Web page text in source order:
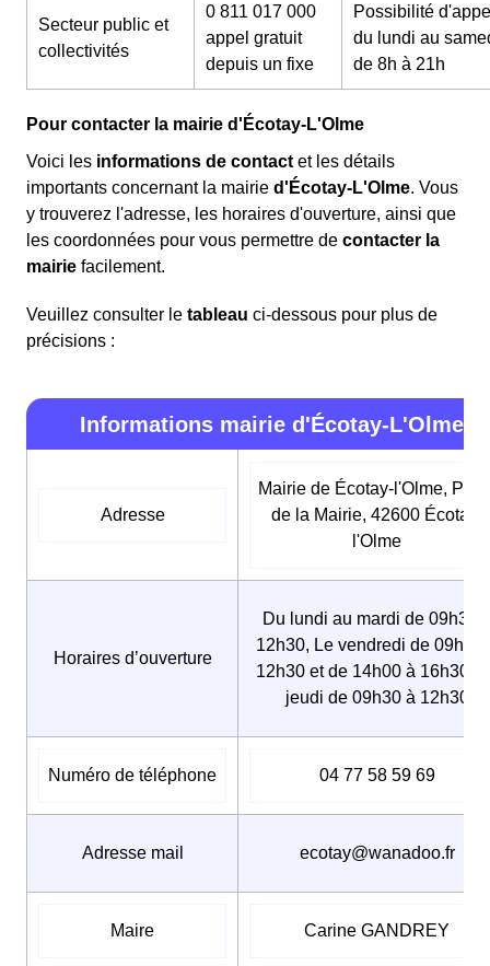
Secteur public et
collectivités
0 811 017 000
appel gratuit
depuis un fixe
Possibilité
du lundi au
de 8h à 21h
Pour contacter la mairie d'Écotay-L'Olme
Voici les informations de contact et les détails
importants concernant la mairie d'Écotay-L'Olme. Vous
y trouverez l'adresse, les horaires d'ouverture, ainsi que
les coordonnées pour vous permettre de contacter la
mairie facilement.
Veuillez consulter le tableau ci-dessous pour plus de
précisions :
Informations mairie d'Écotay-L'Olme
Adresse
Mairie de Écotay-l'Olme,
de la Mairie, 42600 Écotay-
l'Olme
Horaires d’ouverture
Du lundi au mardi de 09h30
12h30, Le vendredi de 09h30
12h30 et de 14h00 à 16h30,
jeudi de 09h30 à 12h30
Numéro de téléphone 04 77 58 59 69
Adresse mail ecotay@wanadoo.fr
Maire Carine GANDREY